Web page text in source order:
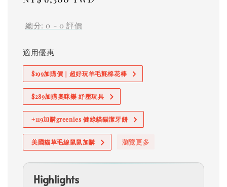
總分: 0 - 0 評價
適用優惠
$199加購價｜超好玩羊毛氈棉花棒
$289加購奧咪樂 紓壓玩具
+119加購greenies 健綠貓貓潔牙餅
美國貓草毛線鼠鼠加購 瀏覽更多
Highlights